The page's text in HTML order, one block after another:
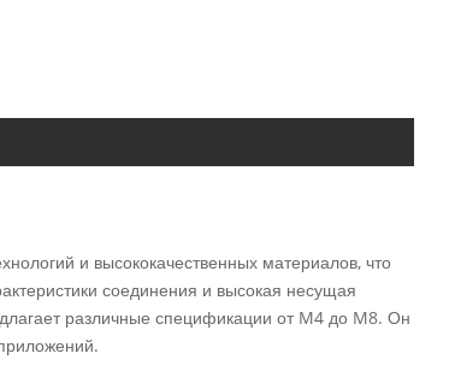
и высококачественных материалов, что
соединения и высокая несущая
различные спецификации от M4 до M8. Он